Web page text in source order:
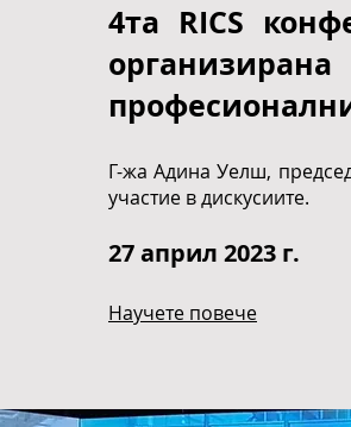
4та RICS
Г-жа Адина Уелш,
участие в дискусиите.
27април 2023 г.
Научете повече